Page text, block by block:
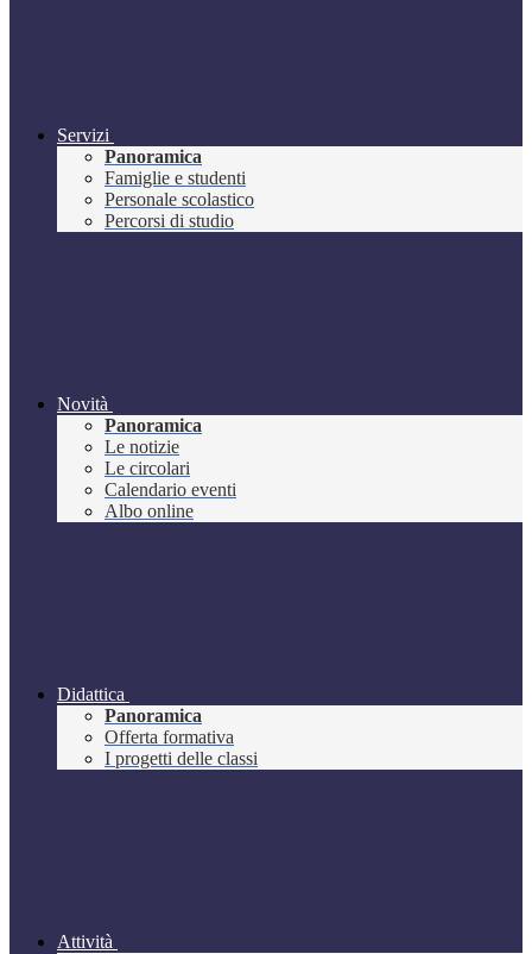
Servizi
Panoramica
Famiglie e studenti
Personale scolastico
Percorsi di studio
Novità
Panoramica
Le notizie
Le circolari
Calendario eventi
Albo online
Didattica
Panoramica
Offerta formativa
I progetti delle classi
Attività